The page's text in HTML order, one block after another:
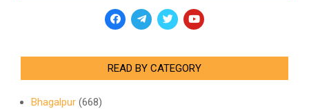
READ BY CATEGORY
Bhagalpur (668)